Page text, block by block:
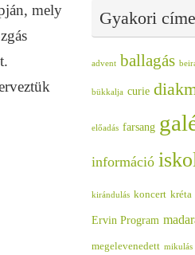
mely
Gyakori
advent ballagás
bükkalja curie
előadás farsang
információ
kirándulás koncert kréta
Ervin Program
megelevenedett mikulás